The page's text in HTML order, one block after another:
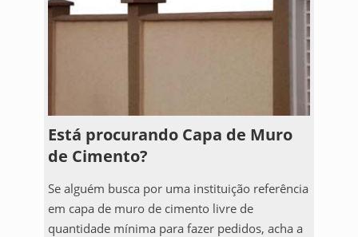
Está procurando Capa de Muro
de Cimento?
Se alguém busca por uma instituição referência
em capa de muro de cimento livre de
quantidade mínima para fazer pedidos, acha a